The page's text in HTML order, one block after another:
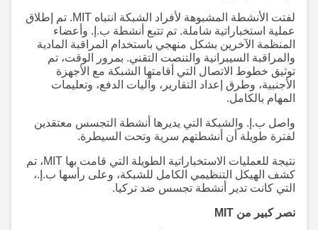
لفتت الأنشطة المشبوهة لأفراد الشبكة انتباه MIT. تم إطلاق
عملية استخباراتية شاملة. تم تتبع أنشطة ب.إ. وأعضاء
المنظمة الآخرين بشكل منهجي باستخدام المراقبة المادية
والمراقبة السيبرانية والتنصت التقني. بمرور الوقت، تم
توثيق خطوط الاتصال التي أقامتها الشبكة مع الأجهزة
الأجنبية، وطرق إعداد التقارير، وآليات الدفع، وتعليمات
المهام بالكامل.
واصل ب.إ. والشبكة التي يديرها أنشطة التجسس معتقدين
لفترة طويلة أن أنشطتهم سرية وتحت السيطرة.
نتيجة للعمليات الاستخباراتية الطويلة التي قامت بها MIT، تم
كشف الهيكل التنظيمي الكامل للشبكة، وعلى رأسها ب.إ.،
التي كانت تدير أنشطة تجسس ضد تركيا.
نصر كبير من MIT